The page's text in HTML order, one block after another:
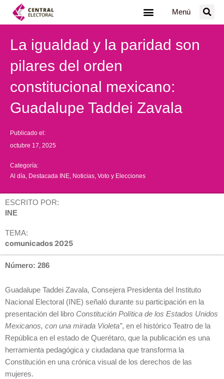
Menú
La igualdad y la paridad son
pilares del orden
constitucional mexicano:
Guadalupe Taddei Zavala
Publicado el:
octubre 17, 2025
Categoría:
Al día Destacada INE Noticias Voto y Elecciones
ESCRITO POR:
INE
TEMA:
comunicados 2025
Número: 286
Guadalupe Taddei Zavala, Consejera Presidenta del Instituto
Nacional Electoral (INE) señaló durante su participación en la
presentación del libro Constitución Política de los Estados Unidos
Mexicanos, con una mirada Violeta”, en el histórico Teatro de la
República en el estado de Querétaro, que la publicación es una
herramienta pedagógica y ciudadana que transforma la
Constitución en una crónica visual de los derechos de las
mujeres.